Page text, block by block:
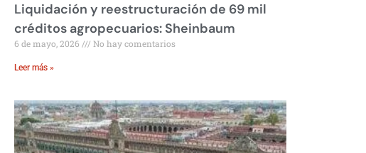
Liquidación y reestructuración de 69 mil
créditos agropecuarios: Sheinbaum
6 de mayo, 2026 No hay comentarios
Leer más »